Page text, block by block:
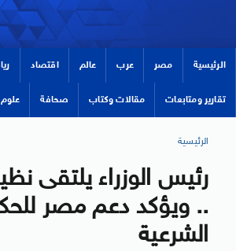
الرئيسية مصر عرب عالم اقتصاد
تقارير ومتابعات مقالات وكتاب صحافة علوم
الرئيسية
رئيس الوزراء يلتقى
.. ويؤكد دعم مصر
الشرعية